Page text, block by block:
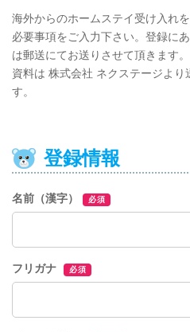
海外からのホームステイ受け入れ
必要事項をご入力下さい。登録に
は郵送にてお送りさせて頂きます。
資料は 株式会社 ネクステージより
す。
登録情報
名前（漢字） 必須
フリガナ 必須